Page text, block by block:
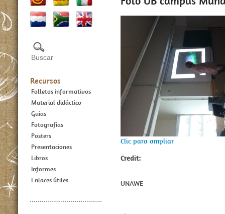
Recursos
Folletos informativos
Material didáctico
Guias
Fotografías
Posters
Presentaciones
Libros
Informes
Enlaces útiles
Clic para ampliar
Credit:
UNAWE